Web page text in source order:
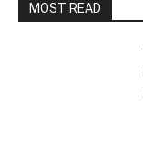
MOST READ